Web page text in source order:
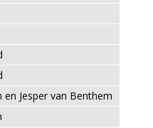
en Jesper van Benthem